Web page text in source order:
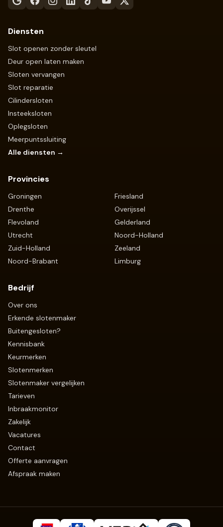
Diensten
Slot openen zonder sleutel
Deur open laten maken
Sloten vervangen
Slot reparatie
Cilindersloten
Insteeksloten
Oplegsloten
Meerpuntssluiting
Alle diensten →
Provincies
Groningen
Friesland
Drenthe
Overijssel
Flevoland
Gelderland
Utrecht
Noord-Holland
Zuid-Holland
Zeeland
Noord-Brabant
Limburg
Bedrijf
Over ons
Erkende slotenmaker
Buitengesloten?
Kennisbank
Keurmerken
Slotenmerken
Slotenmaker vergelijken
Tarieven
Inbraakmonitor
Zakelijk
Vacatures
Contact
Offerte aanvragen
Afspraak maken